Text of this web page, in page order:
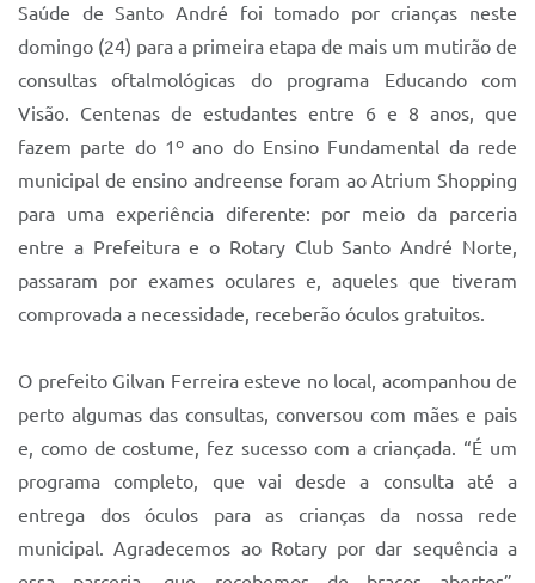
Quadra Fiscal
Sistema Colab
Autarquias
Saúde de Santo André foi tomado por crianças neste
domingo (24) para a primeira etapa de mais um mutirão de
consultas oftalmológicas do programa Educando com
Visão. Centenas de estudantes entre 6 e 8 anos, que
fazem parte do 1º ano do Ensino Fundamental da rede
municipal de ensino andreense foram ao Atrium Shopping
para uma experiência diferente: por meio da parceria
entre a Prefeitura e o Rotary Club Santo André Norte,
passaram por exames oculares e, aqueles que tiveram
comprovada a necessidade, receberão óculos gratuitos.
O prefeito Gilvan Ferreira esteve no local, acompanhou de
perto algumas das consultas, conversou com mães e pais
e, como de costume, fez sucesso com a criançada. “É um
programa completo, que vai desde a consulta até a
entrega dos óculos para as crianças da nossa rede
municipal. Agradecemos ao Rotary por dar sequência a